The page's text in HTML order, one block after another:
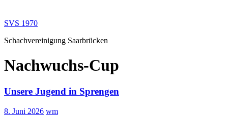
SVS 1970
Schachvereinigung Saarbrücken
Nachwuchs-Cup
Unsere Jugend in Sprengen
8. Juni 2026 wm